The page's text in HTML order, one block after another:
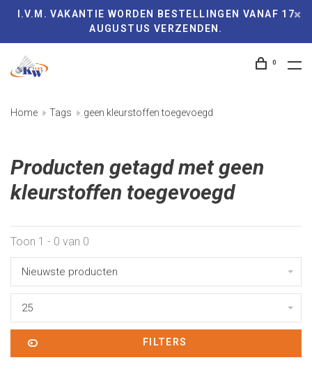
I.V.M. VAKANTIE WORDEN BESTELLINGEN VANAF 17
AUGUSTUS VERZENDEN.
0
Home Tags geen kleurstoffen toegevoegd
Producten getagd met geen
kleurstoffen toegevoegd
Toon 1 - 0 van 0
Nieuwste producten
25
FILTERS